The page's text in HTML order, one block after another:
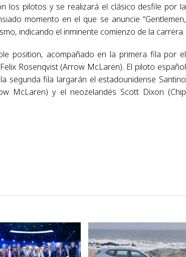
los pilotos y se realizará el clásico desfile por la
momento en el que se anuncie “Gentlemen,
indicando el inminente comienzo de la carrera.
position, acompañado en la primera fila por el
Rosenqvist (Arrow McLaren). El piloto español
segunda fila largarán el estadounidense Santino
McLaren) y el neozelandés Scott Dixon (Chip
VER NOTA VER NOTA